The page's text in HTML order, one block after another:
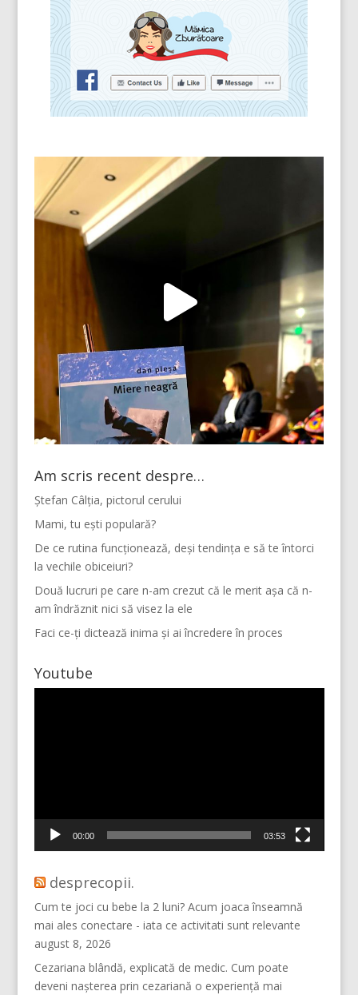
Am scris recent despre…
Ștefan Câlția, pictorul cerului
Mami, tu ești populară?
De ce rutina funcționează, deși tendința e să te întorci
la vechile obiceiuri?
Două lucruri pe care n-am crezut că le merit așa că n-
am îndrăznit nici să visez la ele
Faci ce-ți dictează inima și ai încredere în proces
Youtube
00:00 03:53
desprecopii.
Cum te joci cu bebe la 2 luni? Acum joaca înseamnă
mai ales conectare - iata ce activitati sunt relevante
august 8, 2026
Cezariana blândă, explicată de medic. Cum poate
deveni nașterea prin cezariană o experiență mai